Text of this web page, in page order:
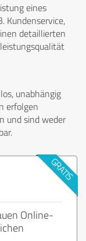
eines
Kundenservice,
detaillierten
unabhängig
erfolgen
und sind weder
Online-